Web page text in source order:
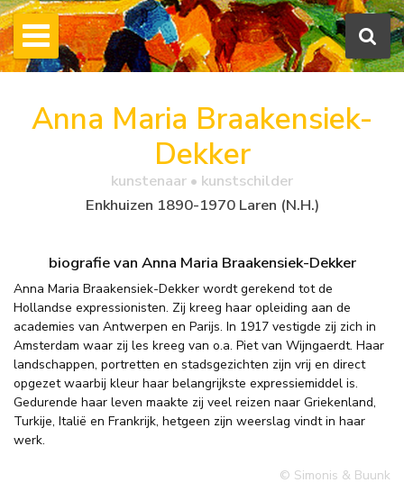
Anna Maria Braakensiek-
Dekker
kunstenaar • kunstschilder
Enkhuizen 1890-1970 Laren (N.H.)
biografie van Anna Maria Braakensiek-Dekker
Anna Maria Braakensiek-Dekker wordt gerekend tot de
Hollandse expressionisten. Zij kreeg haar opleiding aan de
academies van Antwerpen en Parijs. In 1917 vestigde zij zich in
Amsterdam waar zij les kreeg van o.a. Piet van Wijngaerdt. Haar
landschappen, portretten en stadsgezichten zijn vrij en direct
opgezet waarbij kleur haar belangrijkste expressiemiddel is.
Gedurende haar leven maakte zij veel reizen naar Griekenland,
Turkije, Italië en Frankrijk, hetgeen zijn weerslag vindt in haar
werk.
© Simonis & Buunk